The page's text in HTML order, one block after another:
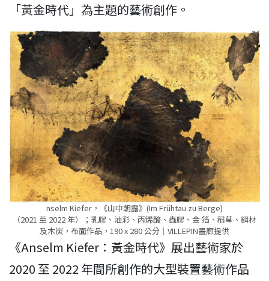
「黃金時代」為主題的藝術創作。
nselm Kiefer，《山中朝露》(Im Frühtau zu Berge)
（2021 至 2022 年）；乳膠、油彩、丙烯酸、蟲膠、金 箔、稻草、鋼材
及木炭，布面作品，190 x 280 公分｜VILLEPIN畫廊提供
《Anselm Kiefer：黃金時代》展出藝術家於
2020 至 2022 年間所創作的大型裝置藝術作品